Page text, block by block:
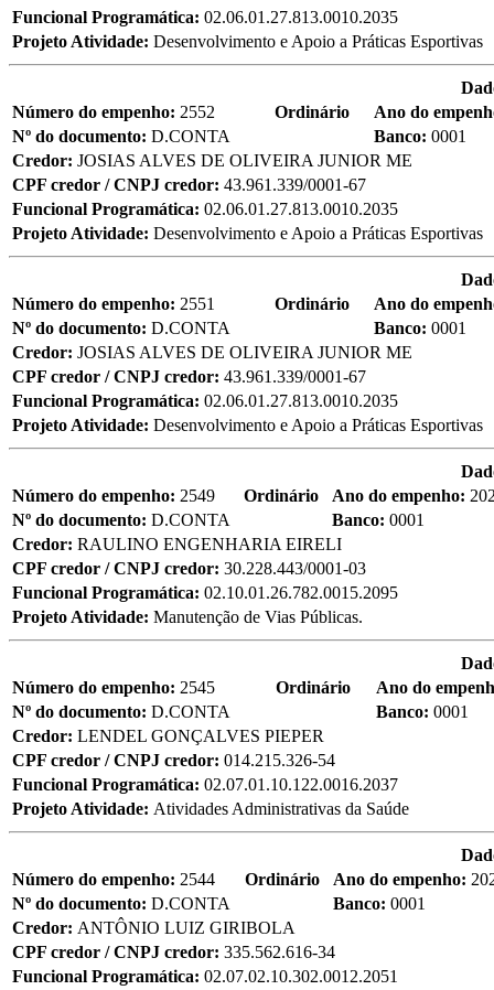
Funcional Programática: 02.06.01.27.813.0010.2035
Projeto Atividade: Desenvolvimento e Apoio a Práticas Esportivas
Número do empenho: 2552 Ordinário
Ano do
Nº do documento: D.CONTA Banco: 0001
Credor: JOSIAS ALVES DE OLIVEIRA JUNIOR ME
CPF credor / CNPJ credor: 43.961.339/0001-67
Funcional Programática: 02.06.01.27.813.0010.2035
Projeto Atividade: Desenvolvimento e Apoio a Práticas Esportivas
Número do empenho: 2551 Ordinário
Ano do
Nº do documento: D.CONTA Banco: 0001
Credor: JOSIAS ALVES DE OLIVEIRA JUNIOR ME
CPF credor / CNPJ credor: 43.961.339/0001-67
Funcional Programática: 02.06.01.27.813.0010.2035
Projeto Atividade: Desenvolvimento e Apoio a Práticas Esportivas
Número do empenho: 2549 Ordinário Ano do empenho:
Nº do documento: D.CONTA Banco: 0001
Credor: RAULINO ENGENHARIA EIRELI
CPF credor / CNPJ credor: 30.228.443/0001-03
Funcional Programática: 02.10.01.26.782.0015.2095
Projeto Atividade: Manutenção de Vias Públicas.
Número do empenho: 2545 Ordinário
Ano do
Nº do documento: D.CONTA Banco: 0001
Credor: LENDEL GONÇALVES PIEPER
CPF credor / CNPJ credor: 014.215.326-54
Funcional Programática: 02.07.01.10.122.0016.2037
Projeto Atividade: Atividades Administrativas da Saúde
Número do empenho: 2544 Ordinário Ano do empenho:
Nº do documento: D.CONTA Banco: 0001
Credor: ANTÔNIO LUIZ GIRIBOLA
CPF credor / CNPJ credor: 335.562.616-34
Funcional Programática: 02.07.02.10.302.0012.2051